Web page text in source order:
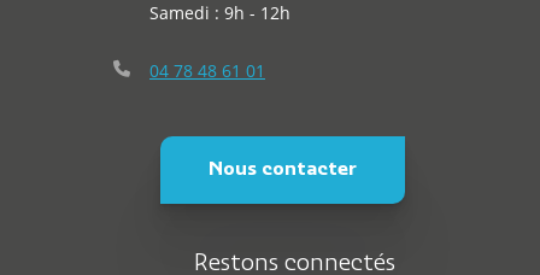
Samedi : 9h - 12h
04 78 48 61 01
Nous contacter
Restons connectés